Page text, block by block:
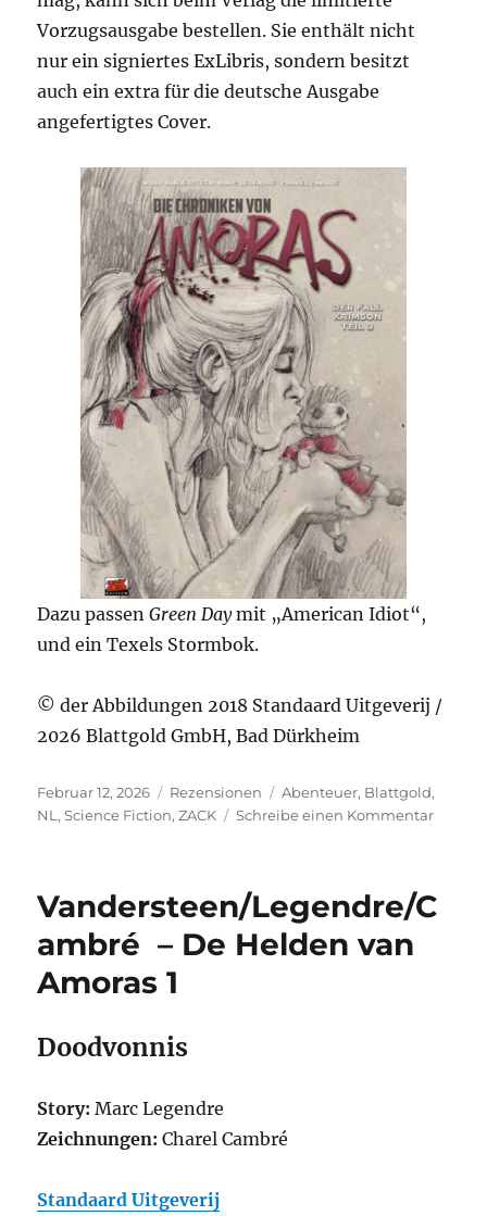
Vorzugsausgabe bestellen. Sie enthält nicht
nur ein signiertes ExLibris, sondern besitzt
auch ein extra für die deutsche Ausgabe
angefertigtes Cover.
Dazu passenGreen Daymit „American Idiot“,
und ein Texels Stormbok.
© der Abbildungen 2018 Standaard Uitgeverij /
2026 Blattgold GmbH, Bad Dürkheim
Veröffentlicht
am
Februar 12, 2026 Kategorien
Rezensionen Schlagwörter
Abenteuer, Blattgold,
NL ,Science Fiction,ZACK Schreibe einen Kommentarzu
Vandersteen/Legendre/C
ambré – De Helden van
Amoras 1
Doodvonnis
Story:Marc Legendre
Zeichnungen:Charel Cambré
Standaard Uitgeverij